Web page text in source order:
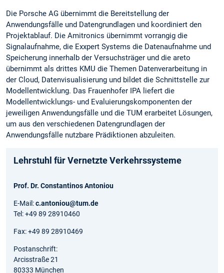
Die Porsche AG übernimmt die Bereitstellung der
Anwendungsfälle und Datengrundlagen und koordiniert den
Projektablauf. Die Amitronics übernimmt vorrangig die
Signalaufnahme, die Exxpert Systems die Datenaufnahme und
Speicherung innerhalb der Versuchsträger und die areto
übernimmt als drittes KMU die Themen Datenverarbeitung in
der Cloud, Datenvisualisierung und bildet die Schnittstelle zur
Modellentwicklung. Das Frauenhofer IPA liefert die
Modellentwicklungs- und Evaluierungskomponenten der
jeweiligen Anwendungsfälle und die TUM erarbeitet Lösungen,
um aus den verschiedenen Datengrundlagen der
Anwendungsfälle nutzbare Prädiktionen abzuleiten.
Lehrstuhl für Vernetzte Verkehrssysteme
Prof. Dr. Constantinos Antoniou
E-Mail:c.antoniou@tum.de
Tel: +49 89 28910460
Fax: +49 89 28910469
Postanschrift:
Arcisstraße 21
80333 München